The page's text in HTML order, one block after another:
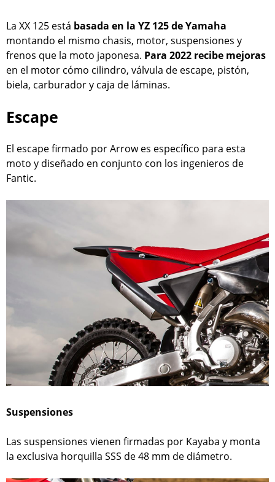
La XX 125 está basada en la YZ 125 de Yamaha
montando el mismo chasis, motor, suspensiones y
frenos que la moto japonesa. Para 2022 recibe mejoras
en el motor cómo cilindro, válvula de escape, pistón,
biela, carburador y caja de láminas.
Escape
El escape firmado por Arrow es específico para esta
moto y diseñado en conjunto con los ingenieros de
Fantic.
Suspensiones
Las suspensiones vienen firmadas por Kayaba y monta
la exclusiva horquilla SSS de 48 mm de diámetro.